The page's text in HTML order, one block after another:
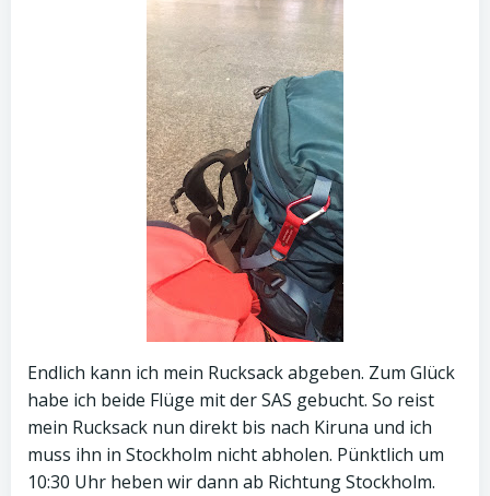
Endlich kann ich mein Rucksack abgeben. Zum Glück
habe ich beide Flüge mit der SAS gebucht. So reist
mein Rucksack nun direkt bis nach Kiruna und ich
muss ihn in Stockholm nicht abholen. Pünktlich um
10:30 Uhr heben wir dann ab Richtung Stockholm.